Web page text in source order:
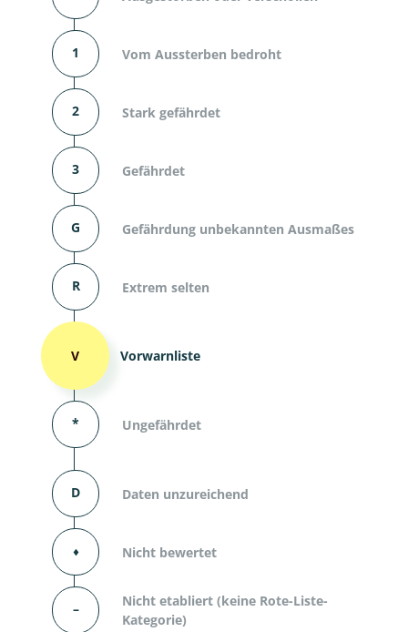
1 Vom Aussterben bedroht
2 Stark gefährdet
3 Gefährdet
G Gefährdung unbekannten Ausmaßes
R Extrem selten
V Vorwarnliste
* Ungefährdet
D Daten unzureichend
⬧ Nicht bewertet
–
Nicht etabliert (keine Rote-Liste-
Kategorie)